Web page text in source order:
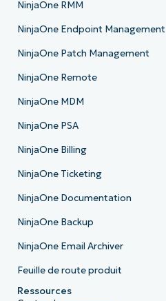
NinjaOne RMM
NinjaOne Endpoint Management
NinjaOne Patch Management
NinjaOne Remote
NinjaOne MDM
NinjaOne PSA
NinjaOne Billing
NinjaOne Ticketing
NinjaOne Documentation
NinjaOne Backup
NinjaOne Email Archiver
Feuille de route produit
Ressources